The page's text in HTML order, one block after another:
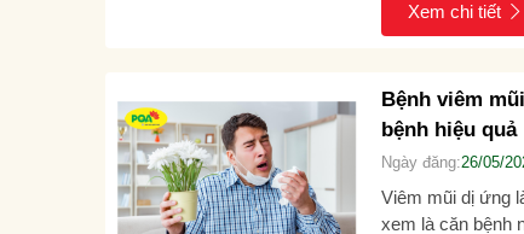
Xem chi tiết
Bệnh viêm
bệnh hiệu quả
Ngày đăng:26/05/
Viêm mũi dị ứng
xem là căn bệnh